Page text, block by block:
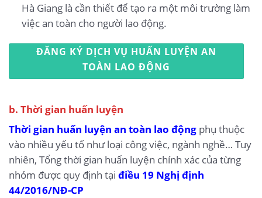
Hà Giang là cần thiết để tạo ra một môi trường làm
việc an toàn cho người lao động.
ĐĂNG KÝ DỊCH VỤ HUẤN LUYỆN AN
TOÀN LAO ĐỘNG
b. Thời gian huấn luyện
Thời gian huấn luyện an toàn lao động phụ thuộc
vào nhiều yếu tố như loại công việc, ngành nghề… Tuy
nhiên, Tổng thời gian huấn luyện chính xác của từng
nhóm được quy định tại điều 19 Nghị định
44/2016/NĐ-CP